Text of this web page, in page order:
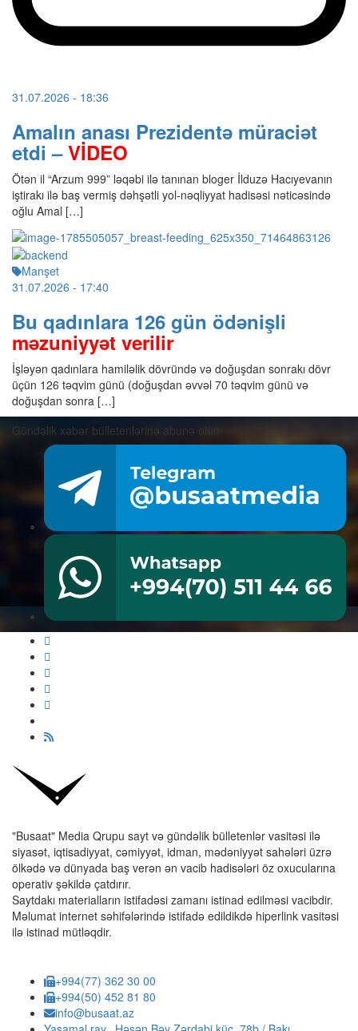
31.07.2026 - 18:36
Amalın anası Prezidentə müraciət
etdi –VİDEO
Ötən il “Arzum 999” ləqəbi ilə tanınan bloger İlduzə Hacıyevanın
iştirakı ilə baş vermiş dəhşətli yol-nəqliyyat hadisəsi nəticəsində
oğlu Amal […]
Manşet
31.07.2026 - 17:40
Bu qadınlara 126 gün ödənişli
məzuniyyət verilir
İşləyən qadınlara hamiləlik dövründə və doğuşdan sonrakı dövr
üçün 126 təqvim günü (doğuşdan əvvəl 70 təqvim günü və
doğuşdan sonra […]
Gündəlik xəbər bülletenlərinə abunə olun
"Busaat" Media Qrupu sayt və gündəlik bülletenlər vasitəsi ilə
siyasət, iqtisadiyyat, cəmiyyət, idman, mədəniyyət sahələri üzrə
ölkədə və dünyada baş verən ən vacib hadisələri öz oxucularına
operativ şəkildə çatdırır.
Saytdakı materialların istifadəsi zamanı istinad edilməsi vacibdir.
Məlumat internet səhifələrində istifadə edildikdə hiperlink vasitəsi
ilə istinad mütləqdir.
+994(77) 362 30 00
+994(50) 452 81 80
info@busaat.az